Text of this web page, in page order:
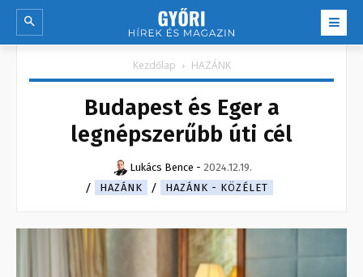
Kezdőlap HAZÁNK
Budapest és Eger a
legnépszerűbb úti cél
Lukács Bence - 2024.12.19.
HAZÁNK
HAZÁNK - KÖZÉLET